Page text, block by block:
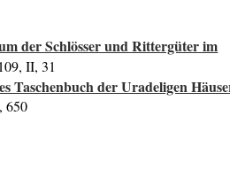
der Schlösser und Rittergüter im
II, 31
Taschenbuch der Uradeligen
650